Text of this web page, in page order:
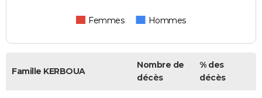
Femmes Hommes
Famille KERBOUA
Nombre de
décès
% des
décès